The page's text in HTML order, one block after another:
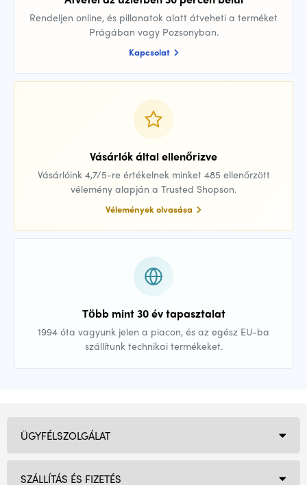
Rendeljen online, és pillanatok alatt átveheti a terméket
Prágában vagy Pozsonyban.
Kapcsolat
Vásárlók által ellenőrizve
Vásárlóink 4,7/5-re értékelnek minket 485 ellenőrzött
vélemény alapján a Trusted Shopson.
Vélemények olvasása
Több mint 30 év tapasztalat
1994 óta vagyunk jelen a piacon, és az egész EU-ba
szállítunk technikai termékeket.
ÜGYFÉLSZOLGÁLAT
SZÁLLÍTÁS ÉS FIZETÉS